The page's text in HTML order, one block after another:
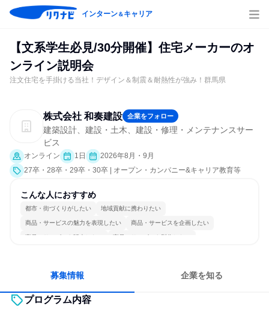
インターン＆キャリア
【文系学生必見/30分開催】住宅メーカーのオ
ンライン説明会
注文住宅を手掛ける当社！デザイン＆制震＆耐熱性が強み！群馬県
株式会社 和奏建設 企業をフォロー
建築設計、建設・土木、建設・修理・メンテナンスサー
ビス
オンライン 1日
2026年8月・9月
27卒・28卒・29卒・30卒 | オープン・カンパニー&キャリア教育等
こんな人におすすめ
都市・街づくりがしたい 地域貢献に携わりたい
商品・サービスの魅力を表現したい 商品・サービスを企画したい
商品・サービスを販売したい 商品・サービスを製作したい
募集情報 企業を知る
プログラム内容